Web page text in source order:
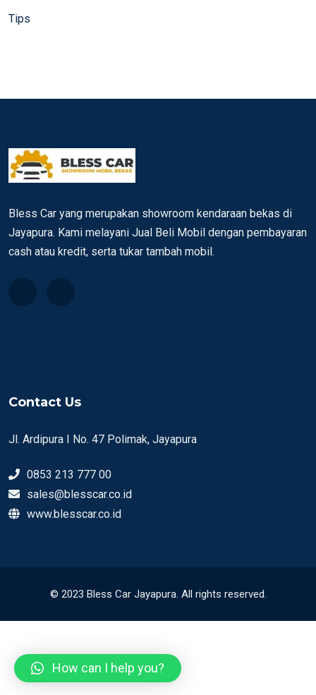
Tips
Bless Car yang merupakan showroom kendaraan bekas di
Jayapura. Kami melayani Jual Beli Mobil dengan pembayaran
cash atau kredit, serta tukar tambah mobil.
Contact Us
Jl. Ardipura I No. 47 Polimak, Jayapura
0853 213 777 00
sales@blesscar.co.id
www.blesscar.co.id
© 2023 Bless Car Jayapura. All rights reserved.
How can I help you?